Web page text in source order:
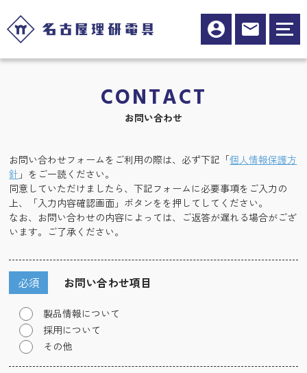
CONTACT
お問い合わせ
お問い合わせフォームをご利用の際は、必ず下記「個人情報保護方
針 」をご一読ください。
同意していただけましたら、下記フォームに必要事項をご入力の
上、「入力内容確認画面」ボタンをを押してしてください。
なお、お問い合わせの内容によっては、ご返答が遅れる場合がござ
います。ご了承ください。
お問い合わせ項目
必須
製品情報について
採用について
その他